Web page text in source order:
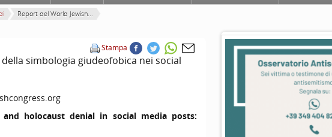
Report del World Jewish...
Stampa
simbologia giudeofobica nei social
holocaust denial in social media posts: